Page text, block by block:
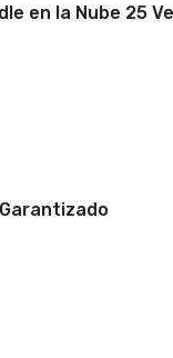
en la Nube 25